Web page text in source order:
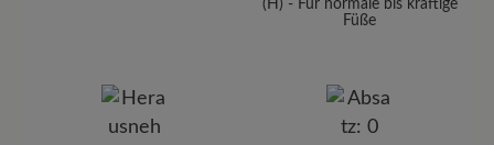
(H) - Für normale bis kräftige
Füße